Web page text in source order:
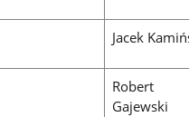
Jacek
Robert
Gajewski